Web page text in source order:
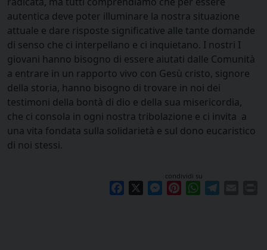
autentica deve poter illuminare la nostra situazione
attuale e dare risposte significative alle tante domande
di senso che ci interpellano e ci inquietano. I nostri I
giovani hanno bisogno di essere aiutati dalle Comunità
a entrare in un rapporto vivo con Gesù cristo, signore
della storia, hanno bisogno di trovare in noi dei
testimoni della bontà di dio e della sua misericordia,
che ci consola in ogni nostra tribolazione e ci invita a
una vita fondata sulla solidarietà e sul dono eucaristico
di noi stessi.
condividi su
Facebook Messenger
PinterestWhatsApp